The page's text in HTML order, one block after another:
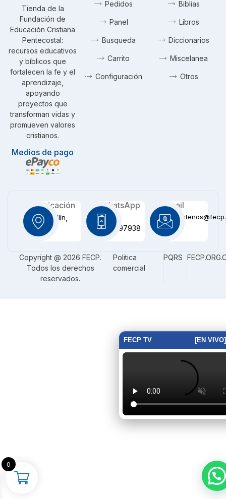
FECP TV [EN VIVO]
Tienda de la
Fundación de
Educación Cristiana
Pentecostal:
recursos educativos
y bíblicos que
fortalecen la fe y el
aprendizaje,
apoyando
proyectos que
transforman vidas y
promueven valores
cristianos.
Medios de pago
Pedidos
Panel
Busqueda
Carrito
Configuración
Biblias
Libros
Diccionarios
Miscelanea
Otros
Ubicación
Medellín,
CO
WhatsApp
+57
3116097938
Email
Copyright @ 2026 FECP.
Todos los derechos
reservados.
Politica
comercial
PQRS
0